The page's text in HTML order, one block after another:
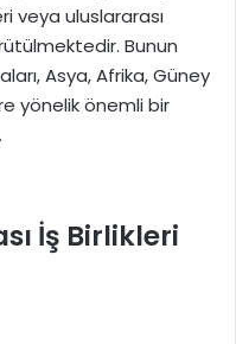
veya uluslararası
Bunun
Asya, Afrika, Güney
yönelik önemli bir
İş Birlikleri